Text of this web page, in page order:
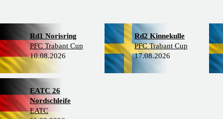
Rd1 Norisring
PFC Trabant Cup
10.08.2026
Rd2 Kinnekulle
PFC Trabant Cup
17.08.2026
EATC 26
Nordschleife
EATC